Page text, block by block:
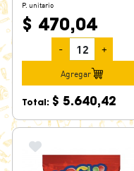
P. unitario
$ 470,04
- +
Agregar
Total: $ 5.640,42